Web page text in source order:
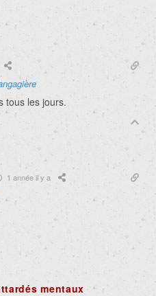
tous les jours.
1 année il y a
mentaux